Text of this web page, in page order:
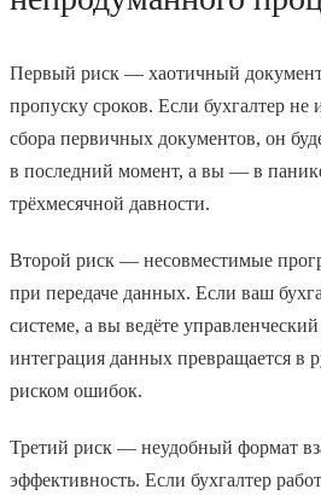
Первый риск — хаотичный
пропуску сроков. Если бухгалтер не
сбора первичных документов, он
в последний момент, а вы — в
трёхмесячной давности.
Второй риск — несовместимые
при передаче данных. Если ваш
системе, а вы ведёте
интеграция данных превращается в
риском ошибок.
Третий риск — неудобный формат
эффективность. Если бухгалтер